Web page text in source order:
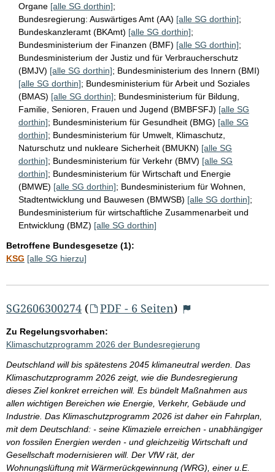
Organe [alle SG dorthin];
Bundesregierung: Auswärtiges Amt (AA) [alle SG dorthin];
Bundeskanzleramt (BKAmt) [alle SG dorthin];
Bundesministerium der Finanzen (BMF) [alle SG dorthin];
Bundesministerium der Justiz und für Verbraucherschutz
(BMJV) [alle SG dorthin]; Bundesministerium des Innern (BMI)
[alle SG dorthin]; Bundesministerium für Arbeit und Soziales
(BMAS) [alle SG dorthin]; Bundesministerium für Bildung,
Familie, Senioren, Frauen und Jugend (BMBFSFJ) [alle SG
dorthin]; Bundesministerium für Gesundheit (BMG) [alle SG
dorthin]; Bundesministerium für Umwelt, Klimaschutz,
Naturschutz und nukleare Sicherheit (BMUKN) [alle SG
dorthin]; Bundesministerium für Verkehr (BMV) [alle SG
dorthin]; Bundesministerium für Wirtschaft und Energie
(BMWE) [alle SG dorthin]; Bundesministerium für Wohnen,
Stadtentwicklung und Bauwesen (BMWSB) [alle SG dorthin];
Bundesministerium für wirtschaftliche Zusammenarbeit und
Entwicklung (BMZ) [alle SG dorthin]
Betroffene Bundesgesetze (1):
KSG [alle SG hierzu]
SG2606300274 ( PDF - 6 Seiten)
Zu Regelungsvorhaben:
Klimaschutzprogramm 2026 der Bundesregierung
Deutschland will bis spätestens 2045 klimaneutral werden. Das
Klimaschutzprogramm 2026 zeigt, wie die Bundesregierung
dieses Ziel konkret erreichen will. Es bündelt Maßnahmen aus
allen wichtigen Bereichen wie Energie, Verkehr, Gebäude und
Industrie. Das Klimaschutzprogramm 2026 ist daher ein Fahrplan,
mit dem Deutschland: - seine Klimaziele erreichen - unabhängiger
von fossilen Energien werden - und gleichzeitig Wirtschaft und
Gesellschaft modernisieren will. Der VfW rät, der
Wohnungslüftung mit Wärmerückgewinnung (WRG), einer u.E.